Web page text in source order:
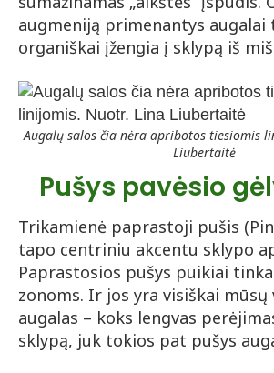
augmeniją primenantys
organiškai įžengia į sklypą iš
Augalų salos čia nėra apribotos tiesiomis
Liubertaitė
Pušys pavėsio
Trikamienė paprastoji pušis
tapo centriniu akcentu sklypo
Paprastosios pušys puikiai
zonoms. Ir jos yra visiškai mūsų
augalas – koks lengvas
sklypą, juk tokios pat pušys